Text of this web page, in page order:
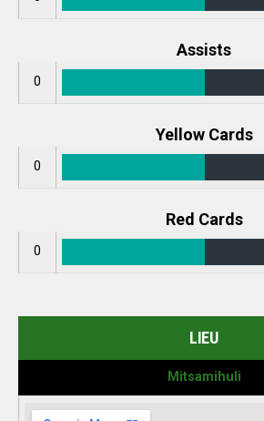
Assists
0
Yellow Cards
0
Red Cards
0
LIEU
Mitsamihuli